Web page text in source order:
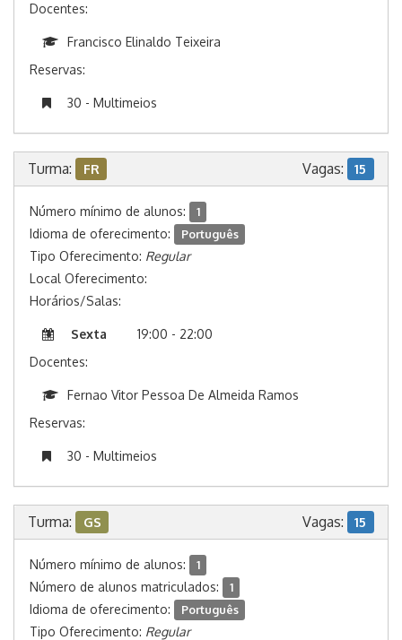
Docentes:
Francisco Elinaldo Teixeira
Reservas:
30 - Multimeios
Turma: FR Vagas: 15
Número mínimo de alunos: 1
Idioma de oferecimento: Português
Tipo Oferecimento: Regular
Local Oferecimento:
Horários/Salas:
Sexta
19:00 - 22:00
Docentes:
Fernao Vitor Pessoa De Almeida Ramos
Reservas:
30 - Multimeios
Turma: GS Vagas: 15
Número mínimo de alunos: 1
Número de alunos matriculados: 1
Idioma de oferecimento: Português
Tipo Oferecimento: Regular